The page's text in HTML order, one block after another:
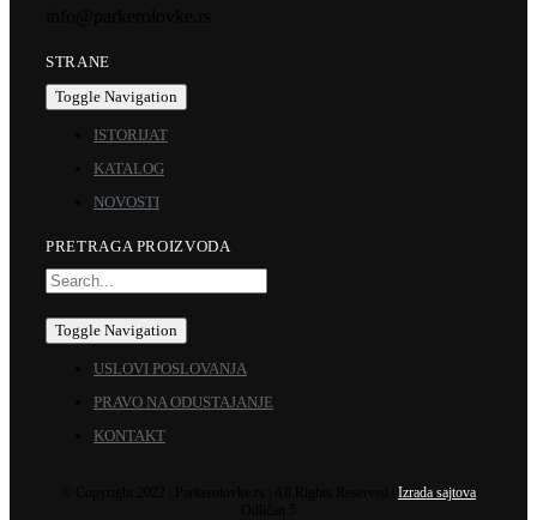
STRANE
Toggle Navigation
ISTORIJAT
KATALOG
NOVOSTI
PRETRAGA PROIZVODA
Toggle Navigation
USLOVI POSLOVANJA
PRAVO NA ODUSTAJANJE
KONTAKT
Izrada sajtova